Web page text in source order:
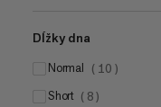
UK 6 (7
UK 8 ( 7)
UK 10 (7)
Dĺžky dna
normal ( 10 )
short ( 8 )